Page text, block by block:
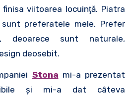
viitoarea locuinţă. Piatra
preferatele mele. Prefer
deoarece sunt naturale,
deosebit.
Stona mi-a prezentat
şi mi-a dat câteva